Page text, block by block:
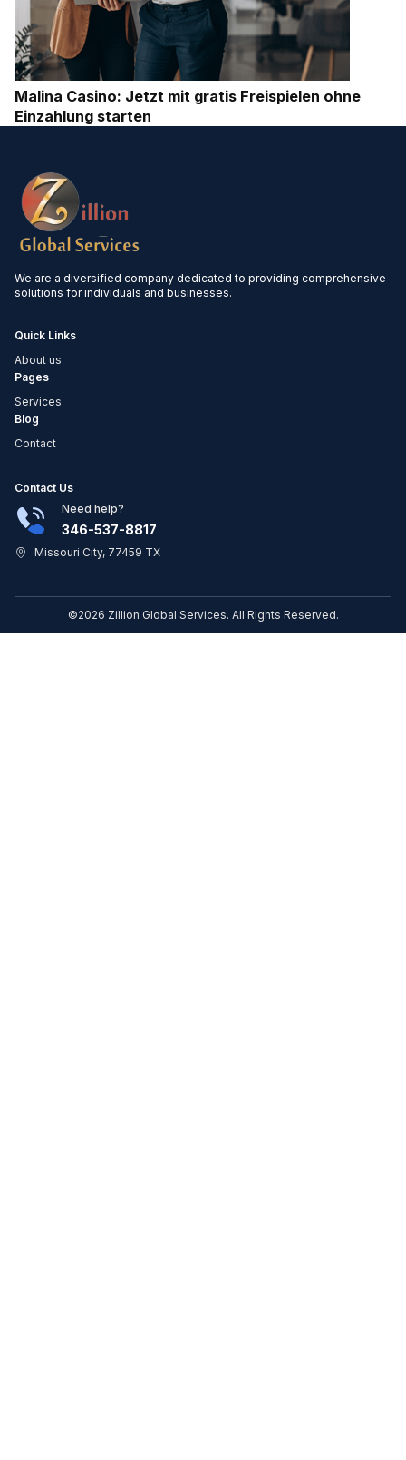
Malina Casino: Jetzt mit gratis Freispielen ohne
Einzahlung starten
We are a diversified company dedicated to providing comprehensive
solutions for individuals and businesses.
Quick Links
About us
Pages
Services
Blog
Contact
Contact Us
Need help?
346-537-8817
Missouri City, 77459 TX
©2026 Zillion Global Services. All Rights Reserved.